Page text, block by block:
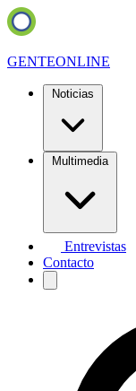
GENTEONLINE
Noticias
Multimedia
Entrevistas
Contacto